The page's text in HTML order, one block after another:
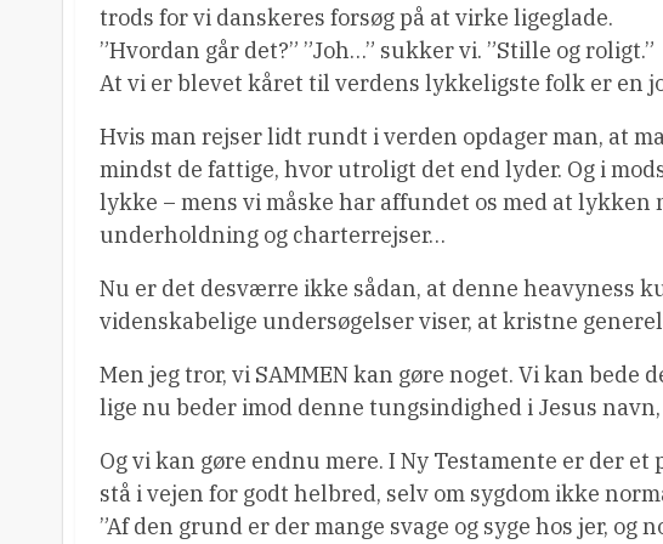
trods for vi danskeres forsøg på at virke ligeglade.
”Hvordan går det?” ”Joh…” sukker vi. ”Stille og roligt.”
At vi er blevet kåret til verdens lykkeligste folk er en
Hvis man rejser lidt rundt i verden opdager man, at
mindst de fattige, hvor utroligt det end lyder. Og i
lykke – mens vi måske har affundet os med at lykken
underholdning og charterrejser…
Nu er det desværre ikke sådan, at denne heavyness
videnskabelige undersøgelser viser, at kristne
Men jeg tror, vi SAMMEN kan gøre noget. Vi kan
lige nu beder imod denne tungsindighed i Jesus
Og vi kan gøre endnu mere. I Ny Testamente er der
stå i vejen for godt helbred, selv om sygdom ikke
”Af den grund er der mange svage og syge hos jer, og